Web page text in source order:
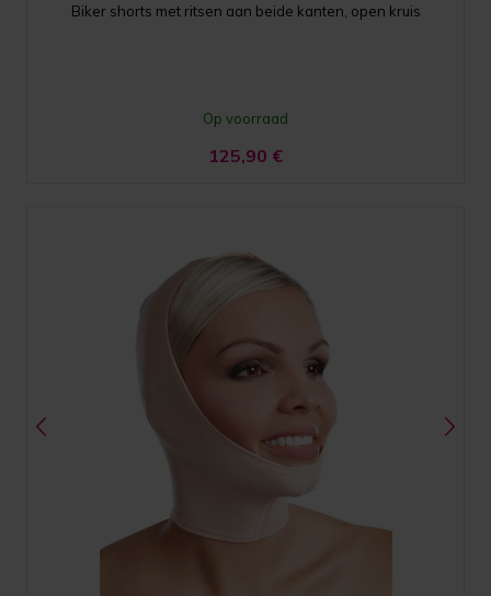
Biker shorts met ritsen aan beide kanten, open kruis
Op voorraad
125,90 €